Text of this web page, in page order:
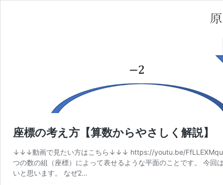
座標の考え方【算数からやさしく解説】
↓↓↓動画で見たい方はこちら↓↓↓ https://youtu.be/
つの数の組（座標）によって表せるような平面のことです。 今
いと思います。 なぜ2…